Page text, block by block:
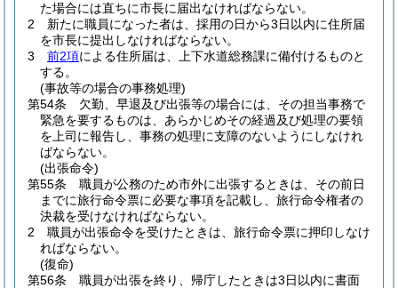
た場合には直ちに市長に届出なければならない。
2
新たに職員になった者は、採用の日から3日以内に住所届
を市長に提出しなければならない。
3
前2項による住所届は、上下水道総務課に備付けるものと
する。
(事故等の場合の事務処理)
第54条
欠勤、早退及び出張等の場合には、その担当事務で
緊急を要するものは、あらかじめその経過及び処理の要領
を上司に報告し、事務の処理に支障のないようにしなけれ
ばならない。
(出張命令)
第55条
職員が公務のため市外に出張するときは、その前日
までに旅行命令票に必要な事項を記載し、旅行命令権者の
決裁を受けなければならない。
2
職員が出張命令を受けたときは、旅行命令票に押印しなけ
ればならない。
(復命)
第56条
職員が出張を終り、帰庁したときは3日以内に書面